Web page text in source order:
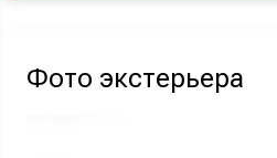
Фото экстерьера